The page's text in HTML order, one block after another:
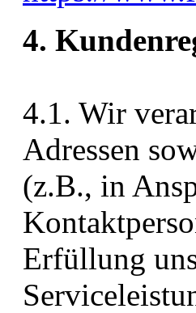
4.
4.1. Wir
Adressen
(z.B., in
Erfüllung